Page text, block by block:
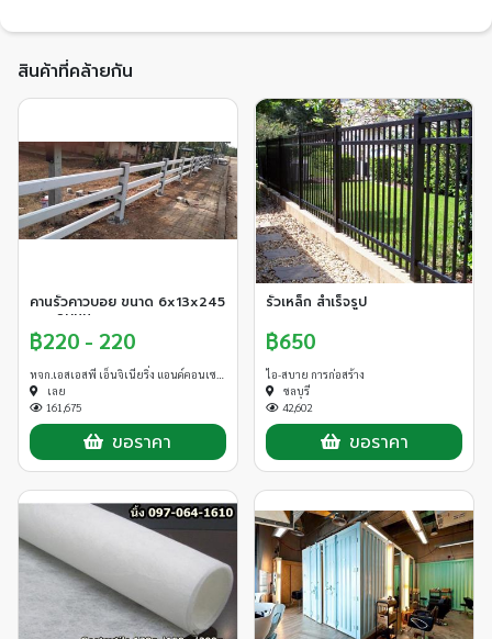
สินค้าที่คล้ายกัน
คานรั้วคาวบอย ขนาด 6x13x245
cm. ลบมุม
฿220 - 220
เลย
161,675
ขอราคา
รั้วเหล็ก สำเร็จรูป
฿650
ไอ-สบาย การก่อสร้าง
ชลบุรี
42,602
ขอราคา